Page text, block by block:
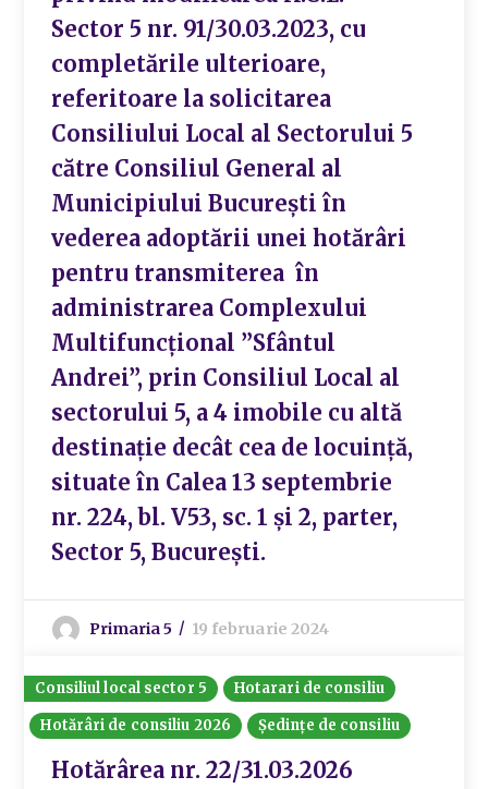
Sector 5 nr. 91/30.03.2023, cu
completările ulterioare,
referitoare la solicitarea
Consiliului Local al Sectorului 5
către Consiliul General al
Municipiului București în
vederea adoptării unei hotărâri
pentru transmiterea în
administrarea Complexului
Multifuncțional ”Sfântul
Andrei”, prin Consiliul Local al
sectorului 5, a 4 imobile cu altă
destinație decât cea de locuință,
situate în Calea 13 septembrie
nr. 224, bl. V53, sc. 1 și 2, parter,
Sector 5, București.
Primaria 5 19 februarie 2024
Consiliul local sector 5
Hotarari de consiliu
Hotărâri de consiliu 2026
Ședințe de consiliu
Hotărârea nr. 22/31.03.2026